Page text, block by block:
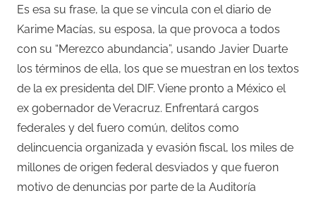
Es esa su frase, la que se vincula con el diario de
Karime Macías, su esposa, la que provoca a todos
con su “Merezco abundancia”, usando Javier Duarte
los términos de ella, los que se muestran en los textos
de la ex presidenta del DIF. Viene pronto a México el
ex gobernador de Veracruz. Enfrentará cargos
federales y del fuero común, delitos como
delincuencia organizada y evasión fiscal, los miles de
millones de origen federal desviados y que fueron
motivo de denuncias por parte de la Auditoría